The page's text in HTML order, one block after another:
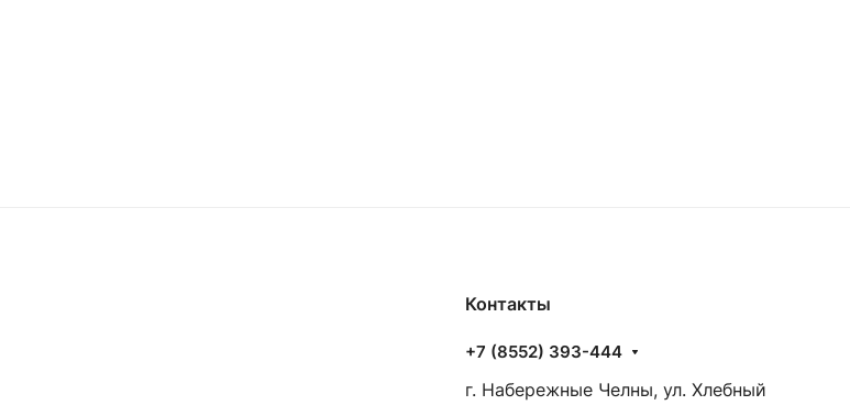
Контакты
+7 (8552) 393-444
г. Набережные Челны, ул. Хлебный